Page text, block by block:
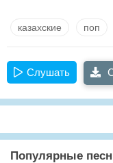
казахские поп
Слушать
Популярные